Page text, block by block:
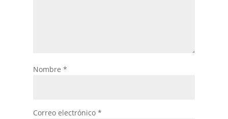
Nombre *
Correo electrónico *